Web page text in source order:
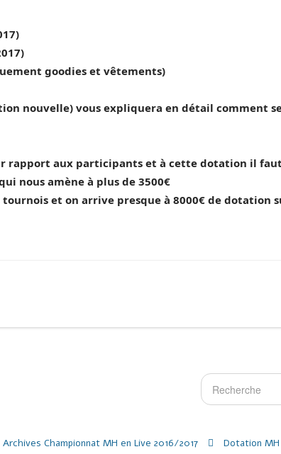
goodies et vêtements)
nouvelle) vous expliquera en détail comment
rapport aux participants et à cette dotation il
nous amène à plus de 3500€
et on arrive presque à 8000€ de dotation
Archives Championnat MH en Live 2016/2017 Dotation